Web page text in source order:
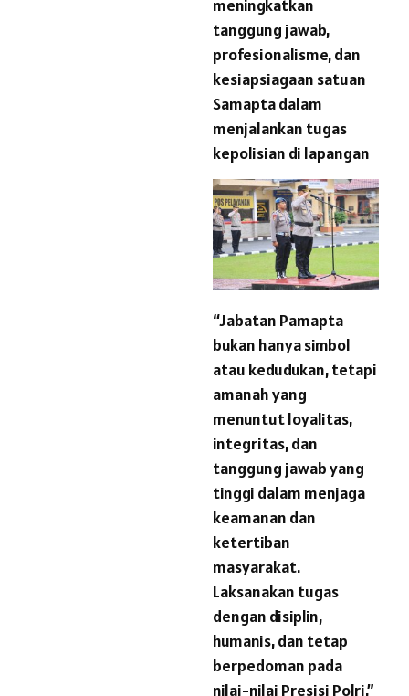
meningkatkan
tanggung jawab,
profesionalisme, dan
kesiapsiagaan satuan
Samapta dalam
menjalankan tugas
kepolisian di lapangan
“Jabatan Pamapta
bukan hanya simbol
atau kedudukan, tetapi
amanah yang
menuntut loyalitas,
integritas, dan
tanggung jawab yang
tinggi dalam menjaga
keamanan dan
ketertiban
masyarakat.
Laksanakan tugas
dengan disiplin,
humanis, dan tetap
berpedoman pada
nilai-nilai Presisi Polri,”